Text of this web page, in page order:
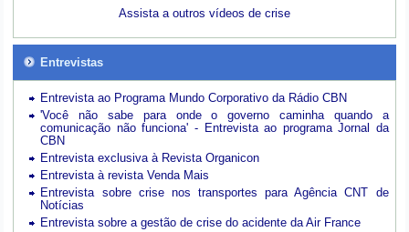
Assista a outros vídeos de crise
Entrevistas
Entrevista ao Programa Mundo Corporativo da Rádio CBN
'Você não sabe para onde o governo caminha quando a
comunicação não funciona' - Entrevista ao programa Jornal da
CBN
Entrevista exclusiva à Revista Organicon
Entrevista à revista Venda Mais
Entrevista sobre crise nos transportes para Agência CNT de
Notícias
Entrevista sobre a gestão de crise do acidente da Air France